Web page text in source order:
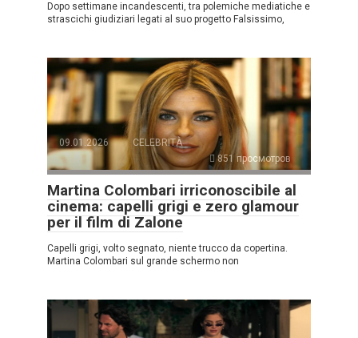
Dopo settimane incandescenti, tra polemiche mediatiche e
strascichi giudiziari legati al suo progetto Falsissimo,
09.01.2026
CELEBRITÀ
851 просмотров
Martina Colombari irriconoscibile al
cinema: capelli grigi e zero glamour
per il film di Zalone
Capelli grigi, volto segnato, niente trucco da copertina.
Martina Colombari sul grande schermo non